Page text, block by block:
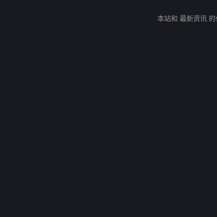
本站和 最新资讯